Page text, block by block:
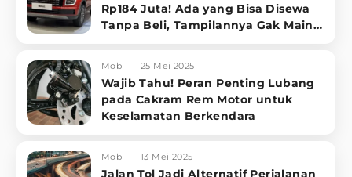
Rp184 Juta! Ada yang Bisa Disewa
Tanpa Beli, Tampilannya Gak Main-
Mobil 25 Mei 2025
Wajib Tahu! Peran Penting Lubang
pada Cakram Rem Motor untuk
Keselamatan Berkendara
Mobil 13 Mei 2025
Jalan Tol Jadi Alternatif Perjalanan